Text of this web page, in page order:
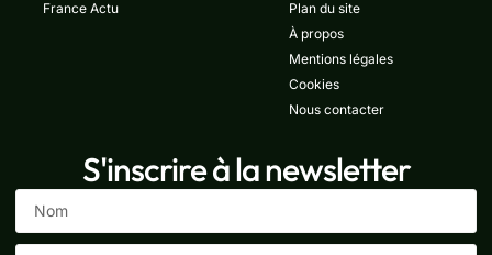
France Actu
Plan du site
À propos
Mentions légales
Cookies
Nous contacter
S'inscrire à la newsletter